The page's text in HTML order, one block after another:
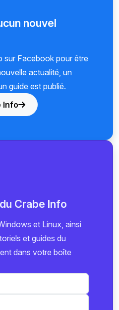
nouvel
sur Facebook pour être
actualité, un
guide est publié.
Info
Crabe Info
et Linux, ainsi
et guides du
dans votre boîte